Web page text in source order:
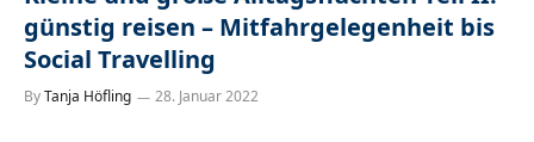
günstig reisen – Mitfahrgelegenheit bis
Social Travelling
ByTanja Höfling 28. Januar 2022